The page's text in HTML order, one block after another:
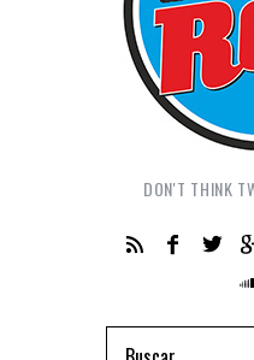
DON'T THINK